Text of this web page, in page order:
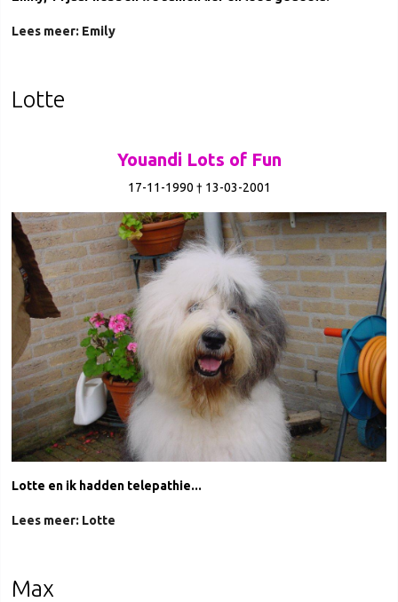
Lees meer: Emily
Lotte
Youandi Lots of Fun
17-11-1990 † 13-03-2001
Lotte en ik hadden telepathie...
Lees meer: Lotte
Max